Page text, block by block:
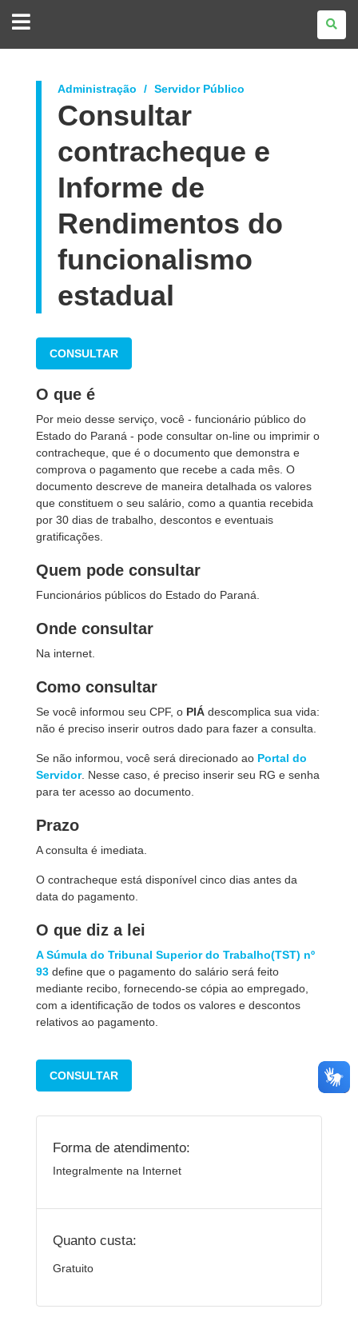
DO
Administração Servidor Público
Consultar
contracheque e
Informe de
Rendimentos do
funcionalismo
estadual
CONSULTAR
O que é
Por meio desse serviço, você - funcionário público do
Estado do Paraná - pode consultar on-line ou imprimir o
contracheque, que é o documento que demonstra e
comprova o pagamento que recebe a cada mês. O
documento descreve de maneira detalhada os valores
que constituem o seu salário, como a quantia recebida
por 30 dias de trabalho, descontos e eventuais
gratificações.
Quem pode consultar
Funcionários públicos do Estado do Paraná.
Onde consultar
Na internet.
Como consultar
Se você informou seu CPF, o PIÁ descomplica sua vida:
não é preciso inserir outros dado para fazer a consulta.
Se não informou, você será direcionado ao Portal do
Servidor. Nesse caso, é preciso inserir seu RG e senha
para ter acesso ao documento.
Prazo
A consulta é imediata.
O contracheque está disponível cinco dias antes da
data do pagamento.
O que diz a lei
A Súmula do Tribunal Superior do Trabalho(TST) nº
93 define que o pagamento do salário será feito
mediante recibo, fornecendo-se cópia ao empregado,
com a identificação de todos os valores e descontos
relativos ao pagamento.
CONSULTAR
Forma de atendimento:
Integralmente na Internet
Quanto custa:
Gratuito